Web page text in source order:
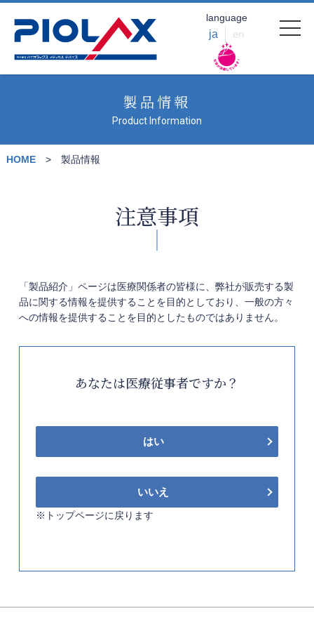
language
ja en
製品情報
Product Information
HOME 製品情報
注意事項
「製品紹介」ページは医療関係者の皆様に、弊社が販売する製
品に関する情報を提供することを目的としており、一般の方々
への情報を提供することを目的としたものではありません。
あなたは医療従事者ですか？
はい
いいえ
※トップページに戻ります